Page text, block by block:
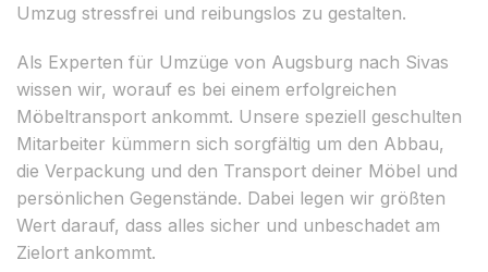
Umzug stressfrei und reibungslos zu gestalten.
Als Experten für Umzüge von Augsburg nach Sivas
wissen wir, worauf es bei einem erfolgreichen
Möbeltransport ankommt. Unsere speziell geschulten
Mitarbeiter kümmern sich sorgfältig um den Abbau,
die Verpackung und den Transport deiner Möbel und
persönlichen Gegenstände. Dabei legen wir größten
Wert darauf, dass alles sicher und unbeschadet am
Zielort ankommt.